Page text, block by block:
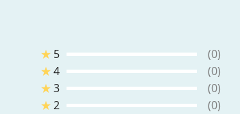
★ 5
(0)
★4
(0)
★3
(0)
★2
(0)